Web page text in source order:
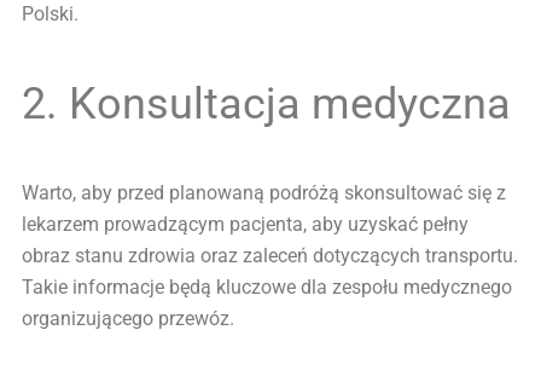
Polski.
2. Konsultacja medyczna
Warto, aby przed planowaną podróżą skonsultować się z
lekarzem prowadzącym pacjenta, aby uzyskać pełny
obraz stanu zdrowia oraz zaleceń dotyczących transportu.
Takie informacje będą kluczowe dla zespołu medycznego
organizującego przewóz.